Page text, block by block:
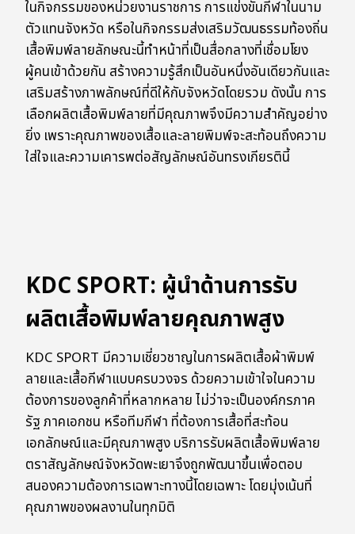
ในกิจกรรมของหน่วยงานราชการ การแข่งขันกีฬาในนาม
ตัวแทนจังหวัด หรือในกิจกรรมส่งเสริมวัฒนธรรมท้องถิ่น
เสื้อพิมพ์ลายลักษณะนี้ทำหน้าที่เป็นสื่อกลางที่เชื่อมโยง
ผู้คนเข้าด้วยกัน สร้างความรู้สึกเป็นอันหนึ่งอันเดียวกันและ
เสริมสร้างภาพลักษณ์ที่ดีให้กับจังหวัดโดยรวม ดังนั้น การ
เลือกผลิตเสื้อพิมพ์ลายที่มีคุณภาพจึงมีความสำคัญอย่าง
ยิ่ง เพราะคุณภาพของเสื้อและลายพิมพ์จะสะท้อนถึงความ
ใส่ใจและความเคารพต่อสัญลักษณ์อันทรงเกียรตินี้
KDC SPORT: ผู้นำด้านการรับ
ผลิตเสื้อพิมพ์ลายคุณภาพสูง
KDC SPORT มีความเชี่ยวชาญในการผลิตเสื้อผ้าพิมพ์
ลายและเสื้อกีฬาแบบครบวงจร ด้วยความเข้าใจในความ
ต้องการของลูกค้าที่หลากหลาย ไม่ว่าจะเป็นองค์กรภาค
รัฐ ภาคเอกชน หรือทีมกีฬา ที่ต้องการเสื้อที่สะท้อน
เอกลักษณ์และมีคุณภาพสูง บริการรับผลิตเสื้อพิมพ์ลาย
ตราสัญลักษณ์จังหวัดพะเยาจึงถูกพัฒนาขึ้นเพื่อตอบ
สนองความต้องการเฉพาะทางนี้โดยเฉพาะ โดยมุ่งเน้นที่
คุณภาพของผลงานในทุกมิติ